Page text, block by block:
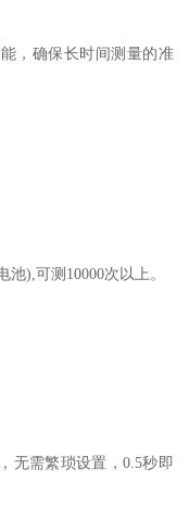
，确保长时间测量的准
池),可测 10000次以上。
无需繁琐设置，0.5秒即